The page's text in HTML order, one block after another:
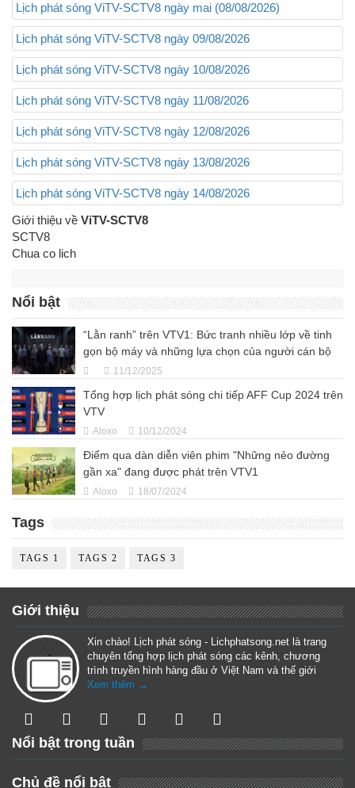
Lịch phát sóng ViTV-SCTV8 ngày mai (08/08/2026)
Lịch phát sóng ViTV-SCTV8 ngày 09/08/2026
Lịch phát sóng ViTV-SCTV8 ngày 10/08/2026
Lịch phát sóng ViTV-SCTV8 ngày 11/08/2026
Lịch phát sóng ViTV-SCTV8 ngày 12/08/2026
Lịch phát sóng ViTV-SCTV8 ngày 13/08/2026
Lịch phát sóng ViTV-SCTV8 ngày 14/08/2026
Giới thiệu về ViTV-SCTV8
SCTV8
Chua co lich
Nổi bật
“Lằn ranh” trên VTV1: Bức tranh nhiều lớp về tinh
gọn bộ máy và những lựa chọn của người cán bộ
11/12/2025
Tổng hợp lịch phát sóng chi tiếp AFF Cup 2024 trên
VTV
Aloxo 10/12/2024
Điểm qua dàn diễn viên phim "Những nẻo đường
gần xa" đang được phát trên VTV1
Aloxo 18/07/2024
Tags
TAGS 1 TAGS 2 TAGS 3
Giới thiệu
Xin chào! Lịch phát sóng - Lichphatsong.net là trang
chuyên tổng hợp lịch phát sóng các kênh, chương
trình truyền hình hàng đầu ở Việt Nam và thế giới
Xem thêm →
Nổi bật trong tuần
Chủ đề nổi bật